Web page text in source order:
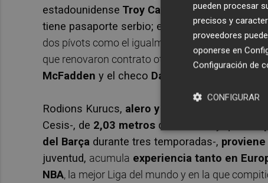
estadounidense Troy Caupain y el sueco
tiene pasaporte serbio; el alero cubano
dos pívots como el igualmente sueco
Simon
que renovaron contrato otros dos exteriores
McFadden y el checo David Jelínek
Rodions Kurucs, alero y ala pívot de 25 años
Cesis-, de 2,03 metros de estatura y que
del Barça durante tres temporadas-,
juventud, acumula experiencia tanto en
NBA, la mejor Liga del mundo y en la que
pueden procesar
precisos y
proveedores
oponerse en
Configuración de
CONFIGURAR